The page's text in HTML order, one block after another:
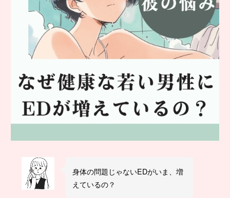
身体の問題じゃないEDがいま、増
えているの？